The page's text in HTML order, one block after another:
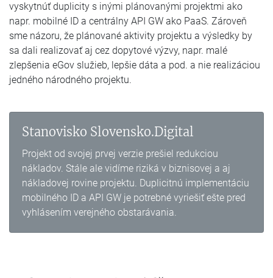
vyskytnúť duplicity s inými plánovanými projektmi ako
napr. mobilné ID a centrálny API GW ako PaaS. Zároveň
sme názoru, že plánované aktivity projektu a výsledky by
sa dali realizovať aj cez dopytové výzvy, napr. malé
zlepšenia eGov služieb, lepšie dáta a pod. a nie realizáciou
jedného národného projektu.
Stanovisko Slovensko.Digital
Projekt od svojej prvej verzie prešiel redukciou
nákladov. Stále ale vidíme riziká v biznisovej a aj
nákladovej rovine projektu. Duplicitnú implementáciu
mobilného ID a API GW je potrebné vyriešiť ešte pred
vyhlásením verejného obstarávania.